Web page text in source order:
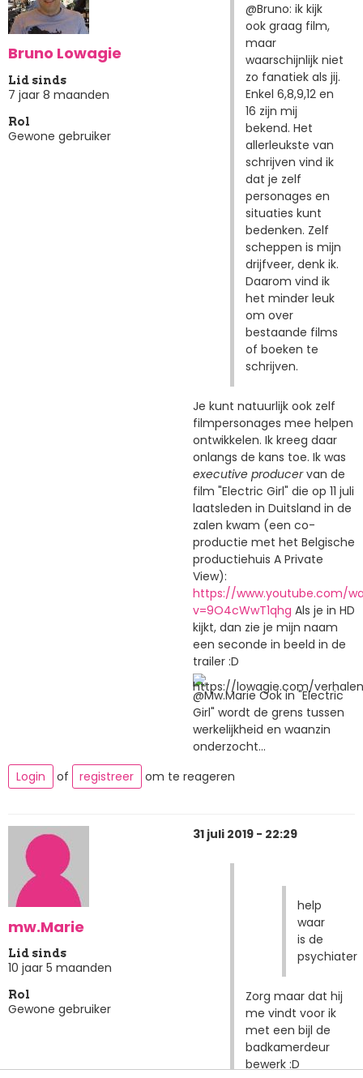
Bruno Lowagie
Lid sinds
7 jaar 8 maanden
Rol
Gewone gebruiker
@Bruno: ik kijk
ook graag film,
maar
waarschijnlijk niet
zo fanatiek als jij.
Enkel 6,8,9,12 en
16 zijn mij
bekend. Het
allerleukste van
schrijven vind ik
dat je zelf
personages en
situaties kunt
bedenken. Zelf
scheppen is mijn
drijfveer, denk ik.
Daarom vind ik
het minder leuk
om over
bestaande films
of boeken te
schrijven.
Je kunt natuurlijk ook zelf
filmpersonages mee helpen
ontwikkelen. Ik kreeg daar
onlangs de kans toe. Ik was
executive producervan de
film "Electric Girl" die op 11 juli
laatsleden in Duitsland in de
zalen kwam (een co-
productie met het Belgische
productiehuis A Private
View):
https://www.youtube.com/
v=9O4cWwT1qhg Als je in HD
kijkt, dan zie je mijn naam
een seconde in beeld in de
trailer :D
@Mw.Marie Ook in "Electric
Girl" wordt de grens tussen
werkelijkheid en waanzin
onderzocht...
Login
of registreer om te reageren
mw.Marie
Lid sinds
10 jaar 5 maanden
Rol
Gewone gebruiker
31 juli 2019 - 22:29
help
waar
is de
psychiater
Zorg maar dat hij
me vindt voor ik
met een bijl de
badkamerdeur
bewerk :D